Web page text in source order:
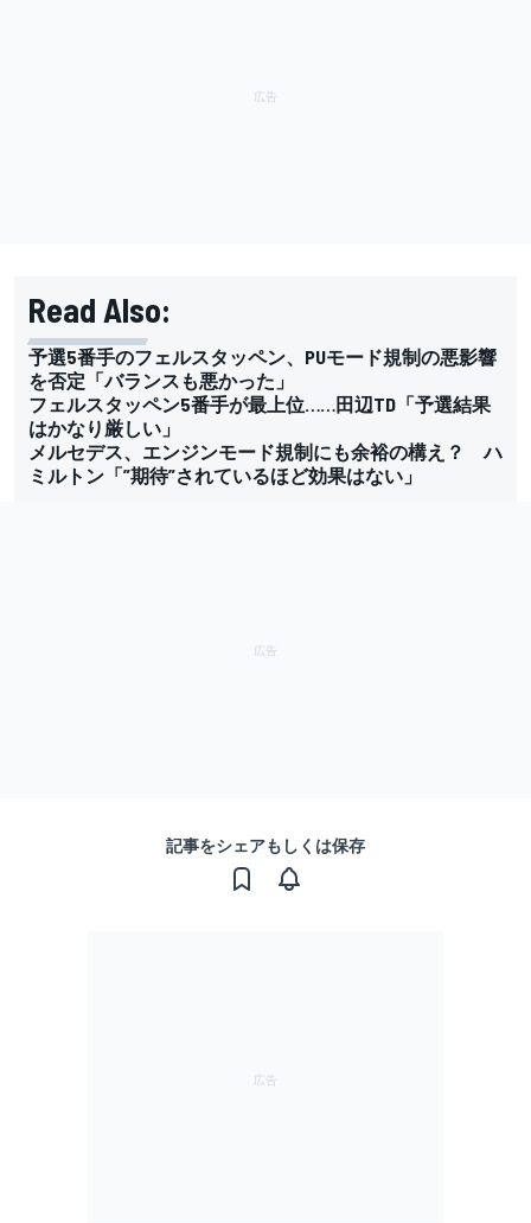
Read Also:
予選5番手のフェルスタッペン、PUモード規制の悪影響
を否定「バランスも悪かった」
フェルスタッペン5番手が最上位……田辺TD「予選結果
はかなり厳しい」
メルセデス、エンジンモード規制にも余裕の構え？ ハ
ミルトン「”期待”されているほど効果はない」
記事をシェアもしくは保存